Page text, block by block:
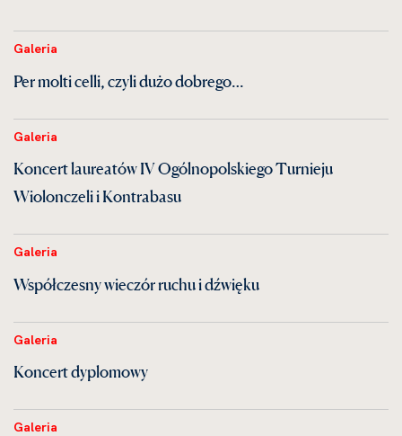
Galeria
Per molti celli, czyli dużo dobrego…
Galeria
Koncert laureatów IV Ogólnopolskiego Turnieju
Wiolonczeli i Kontrabasu
Galeria
Współczesny wieczór ruchu i dźwięku
Galeria
Koncert dyplomowy
Galeria